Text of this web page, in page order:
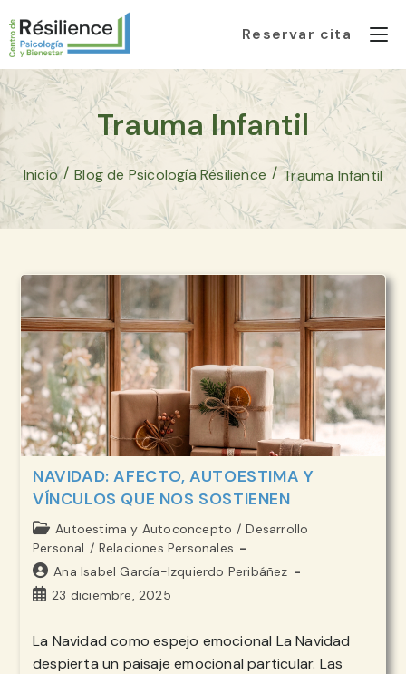
Ir
al
contenido
Reservar cita
Trauma Infantil
Inicio / Blog de Psicología Résilience / Trauma Infantil
NAVIDAD: AFECTO, AUTOESTIMA Y
VÍNCULOS QUE NOS SOSTIENEN
Categoría
de
la
entrada:
Autoestima y Autoconcepto / Desarrollo
Personal / Relaciones Personales
Autor
de
Ana Isabel García-Izquierdo Peribáñez
Publicación
la
entrada:
23 diciembre, 2025
La Navidad como espejo emocional La Navidad
despierta un paisaje emocional particular. Las